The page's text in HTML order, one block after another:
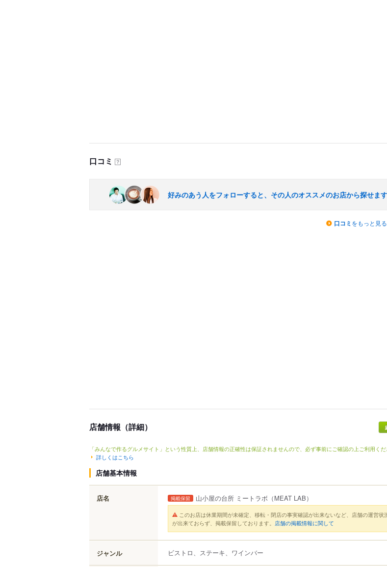
口コミ ？
好みのあう人をフォローすると、その人のオススメのお店から探せます
口コミ をもっと見
店舗情報（詳細）
「みんなで作るグルメサイト」という性質上、店舗情報の正確性は保証されませんので、必ず事前にご確認の上ご利用くだ
詳しくはこちら
店舗基本情報
店名 掲載保留 山小屋の台所 ミートラボ （MEAT LAB）
このお店は休業期間が未確定、移転・閉店の事実確認が出来ないなど、店舗の運営状
が出来ておらず、掲載保留しております。 店舗の掲載情報に関して
ジャンル ビストロ、ステーキ、ワインバー